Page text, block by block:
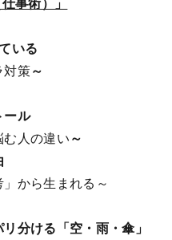
いる
対策～
ール
人の違い～
から生まれる～
分ける「空・雨・傘」